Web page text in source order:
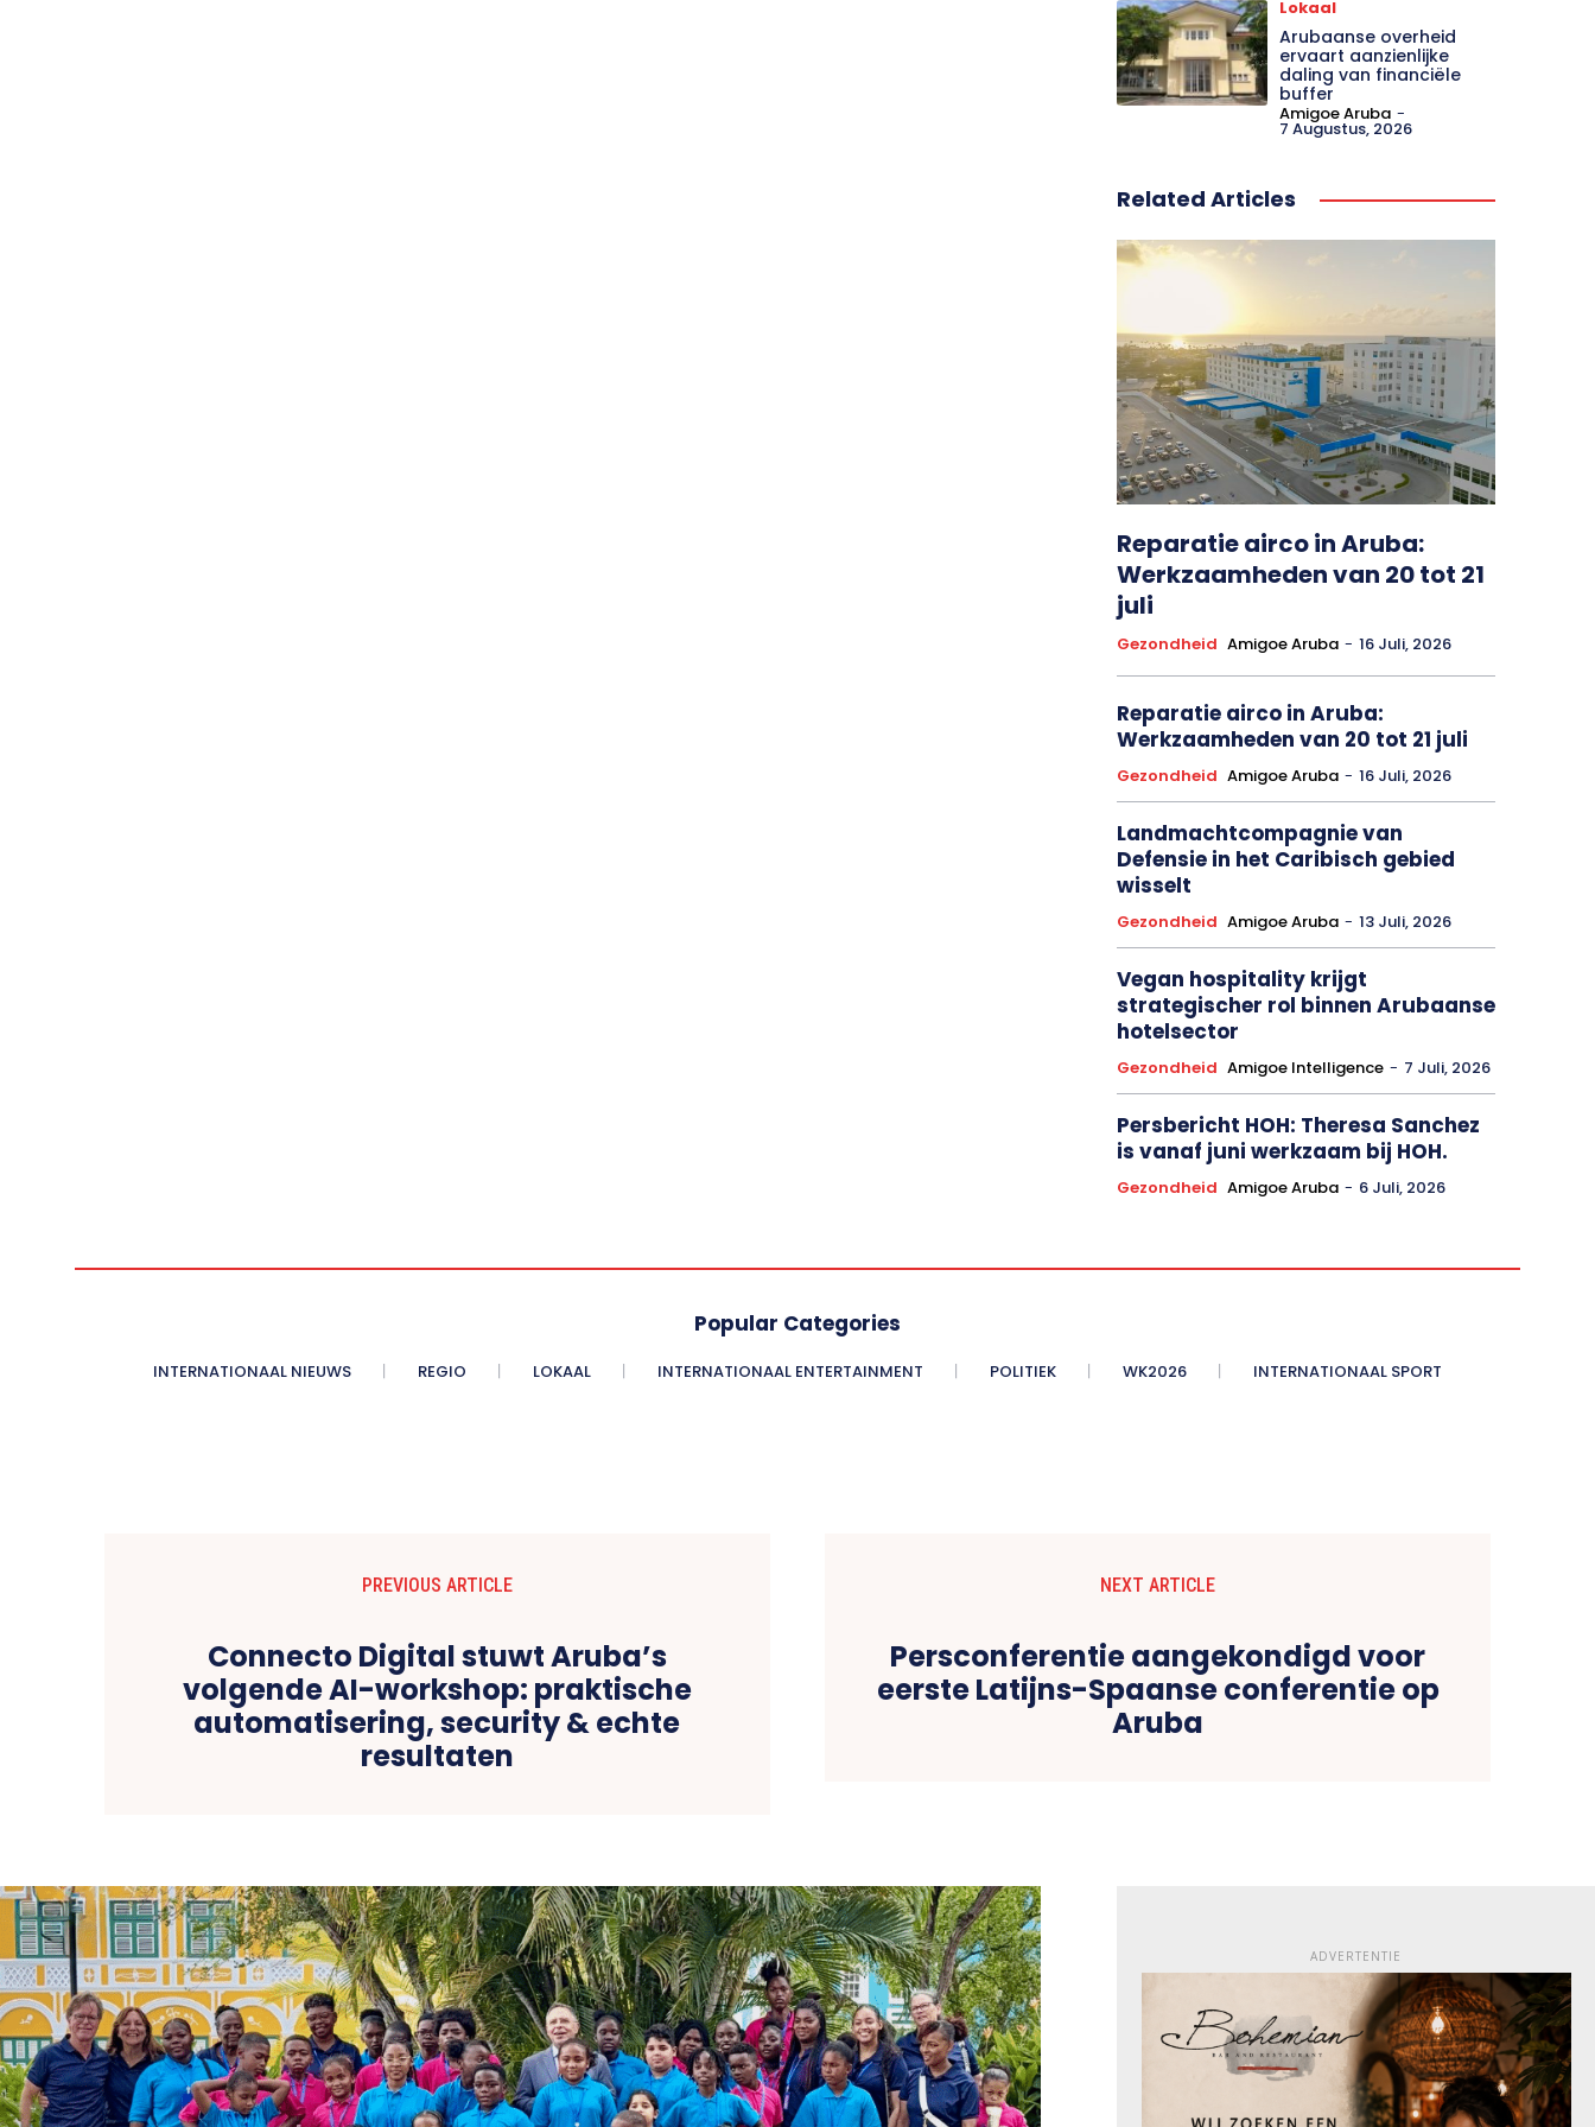
Lokaal
Arubaanse overheid
ervaart aanzienlijke
daling van financiële
buffer
Amigoe Aruba -
7 Augustus, 2026
Related Articles
Reparatie airco in Aruba:
Werkzaamheden van 20 tot 21
juli
Gezondheid Amigoe Aruba - 16 Juli, 2026
Reparatie airco in Aruba:
Werkzaamheden van 20 tot 21 juli
Gezondheid Amigoe Aruba - 16 Juli, 2026
Landmachtcompagnie van
Defensie in het Caribisch gebied
wisselt
Gezondheid Amigoe Aruba - 13 Juli, 2026
Vegan hospitality krijgt
strategischer rol binnen Arubaanse
hotelsector
Gezondheid Amigoe Intelligence - 7 Juli, 2026
Persbericht HOH: Theresa Sanchez
is vanaf juni werkzaam bij HOH.
Gezondheid Amigoe Aruba - 6 Juli, 2026
Popular Categories
INTERNATIONAAL NIEUWS REGIO LOKAAL INTERNATIONAAL ENTERTAINMENT POLITIEK WK2026 INTERNATIONAAL SPORT
PREVIOUS ARTICLE
Connecto Digital stuwt Aruba’s
volgende AI-workshop: praktische
automatisering, security & echte
resultaten
NEXT ARTICLE
Persconferentie aangekondigd voor
eerste Latijns-Spaanse conferentie op
Aruba